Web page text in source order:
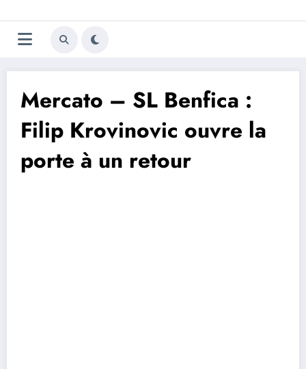
au
contenu
Trivela
L'actualité du football
Mercato – SL Benfica :
Filip Krovinovic ouvre la
porte à un retour